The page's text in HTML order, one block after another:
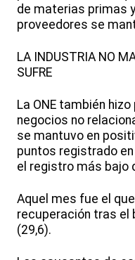
de materias primas
proveedores se
LA INDUSTRIA NO
SUFRE
La ONE también
negocios no
se mantuvo en
puntos registrado en
el registro más bajo
Aquel mes fue el
recuperación tras el
(29,6).